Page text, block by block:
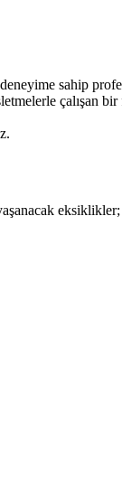
sahip
çalışan